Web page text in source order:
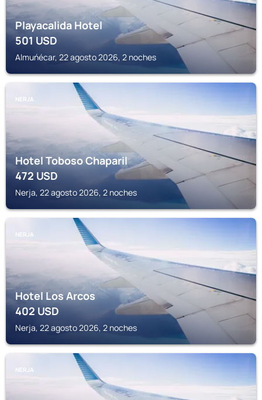
Playacalida Hotel
501USD
Almuńécar, 22 agosto 2026, 2 noches
NERJA
Hotel Toboso Chaparil
472USD
Nerja, 22 agosto 2026, 2 noches
NERJA
Hotel Los Arcos
402USD
Nerja, 22 agosto 2026, 2 noches
NERJA